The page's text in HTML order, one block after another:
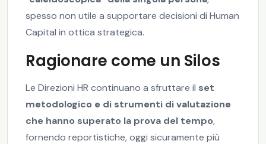
spesso non utile a supportare decisioni di Human
Capital in ottica strategica.
Ragionare come un Silos
Le Direzioni HR continuano a sfruttare il set
metodologico e di strumenti di valutazione
che hanno superato la prova del tempo,
fornendo reportistiche, oggi sicuramente più